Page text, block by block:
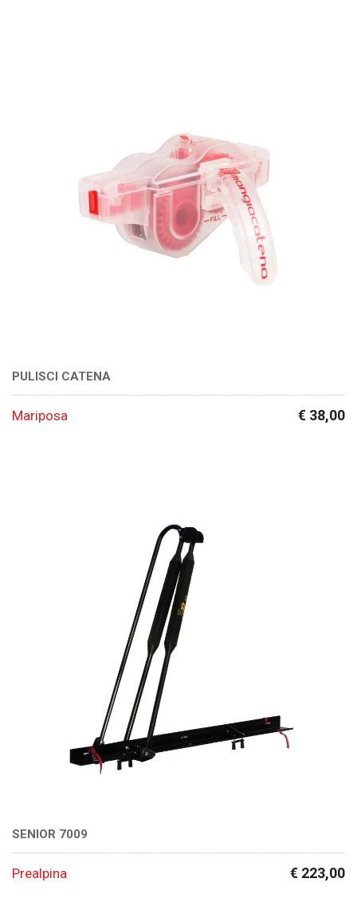
PULISCI CATENA
Mariposa € 38,00
SENIOR 7009
Prealpina € 223,00